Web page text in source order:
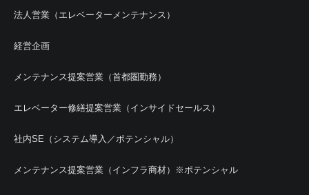
法人営業（エレベーターメンテナンス）
経営企画
メンテナンス提案営業（首都圏勤務）
エレベーター修繕提案営業（インサイドセールス）
社内SE（システム導入／ポテンシャル）
メンテナンス提案営業（インフラ商材）※ポテンシャル